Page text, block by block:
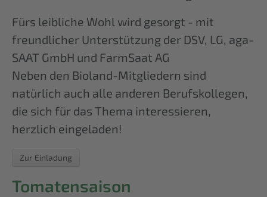
Fürs leibliche Wohl wird gesorgt - mit
freundlicher Unterstützung der DSV, LG, aga-
SAAT GmbH und FarmSaat AG
Neben den Bioland-Mitgliedern sind
natürlich auch alle anderen Berufskollegen,
die sich für das Thema interessieren,
herzlich eingeladen!
Zur Einladung
Tomatensaison